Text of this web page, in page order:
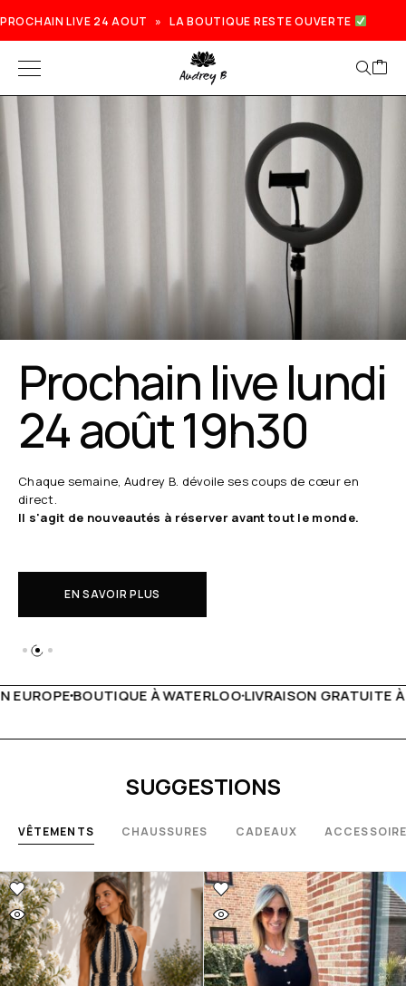
PROCHAIN LIVE 24 AOUT » LA BOUTIQUE RESTE OUVERTE
Prochain live lundi
24 août 19h30
Chaque semaine, Audrey B. dévoile ses coups de cœur en
direct.
Il s'agit de nouveautés à réserver avant tout le monde.
EN SAVOIR PLUS
LIVRAISON GRATUITE À PARTIR DE 150€LIVE
SUGGESTIONS
VÊTEMENTS CHAUSSURES CADEAUX